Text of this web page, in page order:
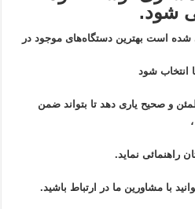
شود.
است بهترین دستگاه‌های موجود در
انتخاب شود
و صحیح یاری دهد تا بتواند ضمن
راهنمائی نماید.
با مشاورین ما در ارتباط باشید.